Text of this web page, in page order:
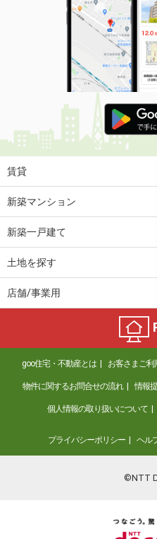
賃貸
新築マンション
新築一戸建て
土地を探す
店舗/事業用
goo住宅・不動産とは お客さまご
物件に関するお問合せの流れ 情報
個人情報の取り扱いについて
プライバシーポリシー ヘル
©NTT